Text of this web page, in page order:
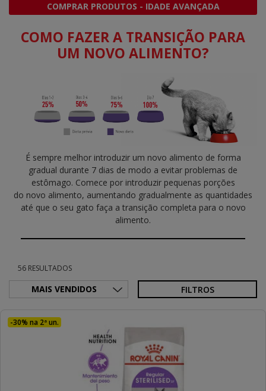
COMPRAR PRODUTOS - IDADE AVANÇADA
COMO FAZER A TRANSIÇÃO PARA
UM NOVO ALIMENTO?
É sempre melhor introduzir um novo alimento de forma
gradual durante 7 dias de modo a evitar problemas de
estômago. Comece por introduzir pequenas porções
do novo alimento, aumentando gradualmente as quantidades
até que o seu gato faça a transição completa para o novo
alimento.
56 RESULTADOS
FILTROS
-30% na 2ª un.